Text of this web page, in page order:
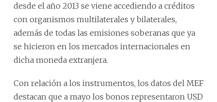
desde el año 2013 se viene accediendo a créditos
con organismos multilaterales y bilaterales,
además de todas las emisiones soberanas que ya
se hicieron en los mercados internacionales en
dicha moneda extranjera.
Con relación a los instrumentos, los datos del MEF
destacan que a mayo los bonos representaron USD